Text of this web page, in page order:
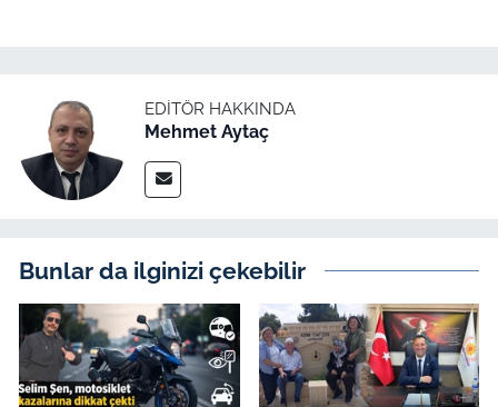
EDITÖR HAKKINDA
Mehmet Aytaç
Bunlar da ilginizi çekebilir